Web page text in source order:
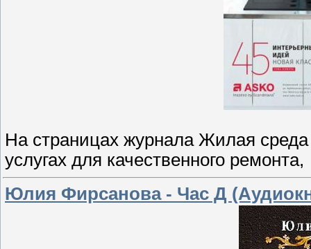
На страницах журнала Жилая
услугах для качественного ремонта,
Юлия Фирсанова - Час Д